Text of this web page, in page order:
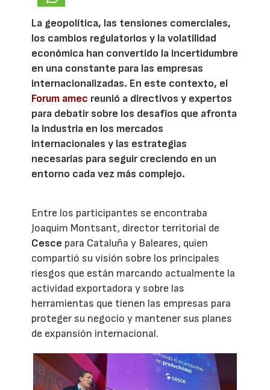
La geopolítica, las tensiones comerciales,
los cambios regulatorios y la volatilidad
económica han convertido la incertidumbre
en una constante para las empresas
internacionalizadas. En este contexto, el
Forum amec reunió a directivos y expertos
para debatir sobre los desafíos que afronta
la industria en los mercados
internacionales y las estrategias
necesarias para seguir creciendo en un
entorno cada vez más complejo.
Entre los participantes se encontraba
Joaquim Montsant, director territorial de
Cesce para Cataluña y Baleares, quien
compartió su visión sobre los principales
riesgos que están marcando actualmente la
actividad exportadora y sobre las
herramientas que tienen las empresas para
proteger su negocio y mantener sus planes
de expansión internacional.